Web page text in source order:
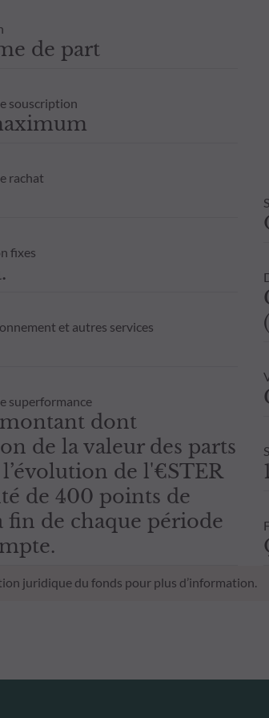
de part
souscription
rachat
fixes
et autres services
superformance
montant dont
de la valeur des parts
l’évolution de l'€STER
de 400 points de
fin de chaque période
juridique du fonds pour plus d’information.